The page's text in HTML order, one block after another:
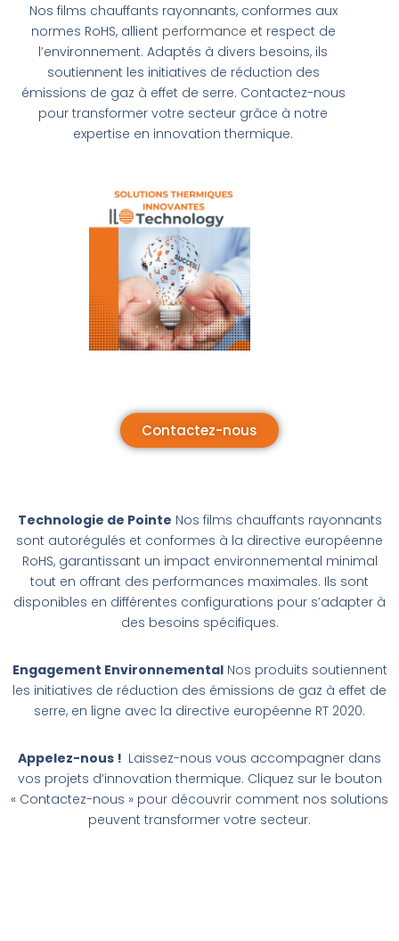
Nos films chauffants rayonnants, conformes aux
normes RoHS, allient performance et respect de
l’environnement. Adaptés à divers besoins, ils
soutiennent les initiatives de réduction des
émissions de gaz à effet de serre. Contactez-nous
pour transformer votre secteur grâce à notre
expertise en innovation thermique.
Contactez-nous
Technologie de Pointe Nos films chauffants rayonnants
sont autorégulés et conformes à la directive européenne
RoHS, garantissant un impact environnemental minimal
tout en offrant des performances maximales. Ils sont
disponibles en différentes configurations pour s’adapter à
des besoins spécifiques.
Engagement EnvironnementalNos produits soutiennent
les initiatives de réduction des émissions de gaz à effet de
serre, en ligne avec la directive européenne RT 2020.
Appelez-nous ! Laissez-nous vous accompagner dans
vos projets d’innovation thermique. Cliquez sur le bouton
« Contactez-nous » pour découvrir comment nos solutions
peuvent transformer votre secteur.